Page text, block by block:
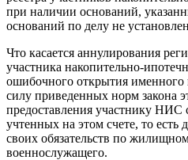
при наличии оснований,
оснований по делу не
Что касается аннулирования
участника накопительно-
ошибочного открытия именного
силу приведенных норм закона
предоставления участнику НИС
учтенных на этом счете, то есть
своих обязательств по
военнослужащего.